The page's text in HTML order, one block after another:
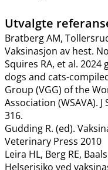
Utvalgte
Bratberg AM,
Vaksinasjon av hest.
Squires RA, et al.
dogs and cats-
Group (VGG) of the
Association (WSAVA).
316.
Gudding R. (ed).
Veterinary Press 2010
Leira HL, Berg RE,
Helserisiko ved